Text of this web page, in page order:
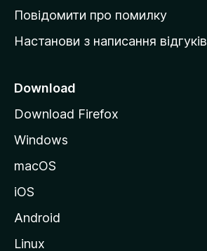
к
M
z
l
l
Повідомити про помилку
Настанови з написання відгуків
Download
Download Firefox
Windows
macOS
iOS
Android
Linux